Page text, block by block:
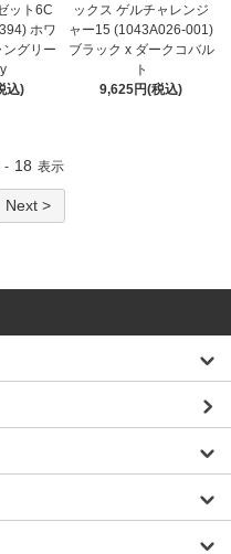
ット6C
ホワ
グリー
込)
ックス ゲルチャレンジ
ャー15 (1043A026-001)
ブラック x ダークコバル
ト
9,625円(税込)
- 18 表示
Next >